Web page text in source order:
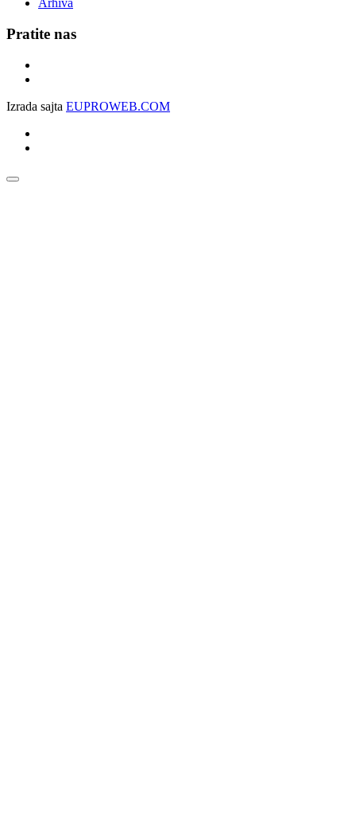
Arhiva
Pratite nas
Izrada sajta EUPROWEB.COM